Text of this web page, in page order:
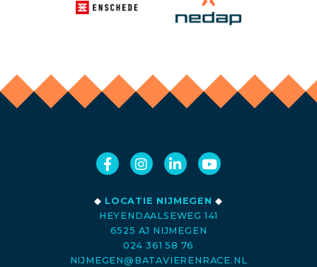
◆ LOCATIE NIJMEGEN ◆
HEYENDAALSEWEG 141
6525 AJ NIJMEGEN
024 361 58 76
NIJMEGEN@BATAVIERENRACE.NL